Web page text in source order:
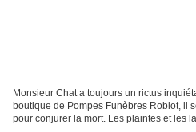
Monsieur Chat a toujours un rictus
boutique de Pompes Funèbres Roblot, il
pour conjurer la mort. Les plaintes et les